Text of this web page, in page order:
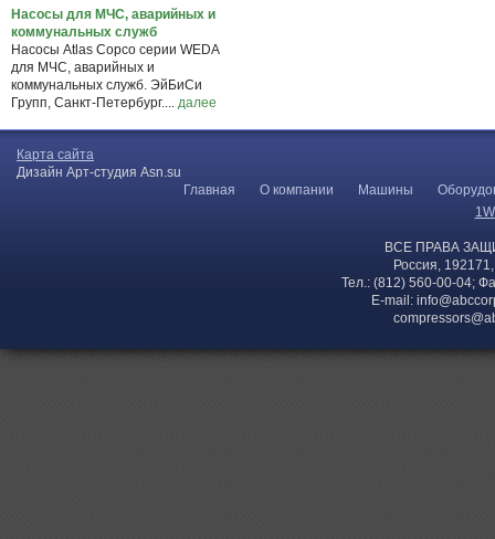
Насосы для МЧС, аварийных и
коммунальных служб
Насосы Atlas Copco серии WEDA
для МЧС, аварийных и
коммунальных служб. ЭйБиСи
Групп, Санкт-Петербург.... далее
Карта сайта
Дизайн Арт-студия Asn.su
Главная
О компании Машины
ВСЕ ПРАВА
Россия,
Тел.: (812) 560-00-04;
E-mail: